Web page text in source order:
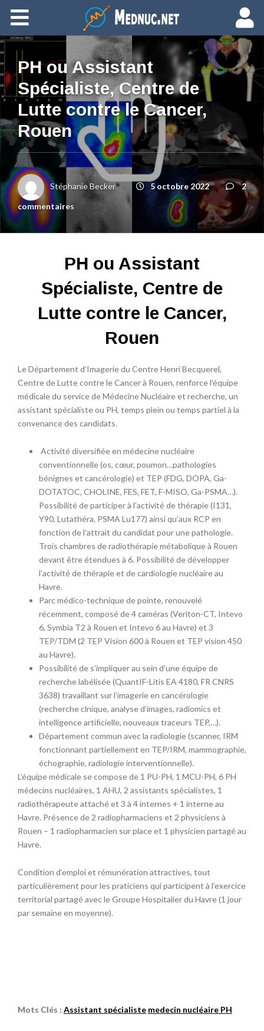
Ajouter du contenu
PH ou Assistant
Spécialiste, Centre de
Lutte contre le Cancer,
Rouen
Stéphanie Becker 5 octobre 2022
2
commentaires
PH ou Assistant
Spécialiste, Centre de
Lutte contre le Cancer,
Rouen
Le Département d’Imagerie du Centre Henri Becquerel,
Centre de Lutte contre le Cancer à Rouen, renforce l’équipe
médicale du service de Médecine Nucléaire et recherche, un
assistant spécialiste ou PH, temps plein ou temps partiel à la
convenance des candidats.
Activité diversifiée en médecine nucléaire
conventionnelle (os, cœur, poumon…pathologies
bénignes et cancérologie) et TEP (FDG, DOPA, Ga-
DOTATOC, CHOLINE, FES, FET, F-MISO, Ga-PSMA…).
Possibilité de participer à l’activité de thérapie (I131,
Y90, Lutathéra, PSMA Lu177) ainsi qu’aux RCP en
fonction de l’attrait du candidat pour une pathologie.
Trois chambres de radiothérapie métabolique à Rouen
devant être étendues à 6. Possibilité de développer
l’activité de thérapie et de cardiologie nucléaire au
Havre.
Parc médico-technique de pointe, renouvelé
récemment, composé de 4 caméras (Veriton-CT, Intevo
6, Symbia T2 à Rouen et Intevo 6 au Havre) et 3
TEP/TDM (2 TEP Vision 600 à Rouen et TEP vision 450
au Havre).
Possibilité de s’impliquer au sein d’une équipe de
recherche labélisée (QuantIF-Litis EA 4180, FR CNRS
3638) travaillant sur l’imagerie en cancérologie
(recherche clnique, analyse d’images, radiomics et
intelligence artificielle, nouveaux traceurs TEP,…).
Département commun avec la radiologie (scanner, IRM
fonctionnant partiellement en TEP/IRM, mammographie,
échographie, radiologie interventionnelle).
L’équipe médicale se compose de 1 PU-PH, 1 MCU-PH, 6 PH
médecins nucléaires, 1 AHU, 2 assistants spécialistes, 1
radiothérapeute attaché et 3 à 4 internes + 1 interne au
Havre. Présence de 2 radiopharmaciens et 2 physiciens à
Rouen – 1 radiopharmacien sur place et 1 physicien partagé au
Havre.
Condition d’emploi et rémunération attractives, tout
particulièrement pour les praticiens qui participent à l’exercice
territorial partagé avec le Groupe Hospitalier du Havre (1 jour
par semaine en moyenne).
Mots Clés : Assistant spécialiste medecin nucléaire PH